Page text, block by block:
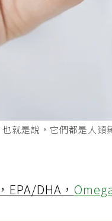
就是說，它們都是人
EPA/DHA，